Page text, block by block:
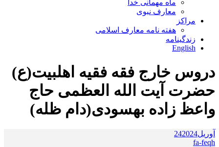
ماه مهمانی خدا
معارف نبوی
مراکز
هفته نامه معارف اسلامی
زندگینامه
English
دروس خارج فقه فقیه اهلبیت(ع)
حضرت آیت الله العظمی حاج
واعظ زاده بهسودی(دام ظله)
آوریل 242024
fa-feqh